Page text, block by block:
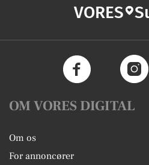
VORES
OM VORES DIGITAL
Om os
For annoncører